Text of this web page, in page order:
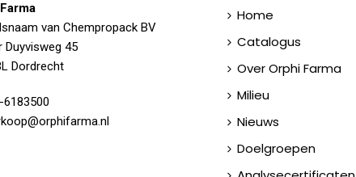
van Chempropack BV
Duyvisweg 45
Dordrecht
6183500
Home
Catalogus
Over Orphi Farma
Milieu
Nieuws
Doelgroepen